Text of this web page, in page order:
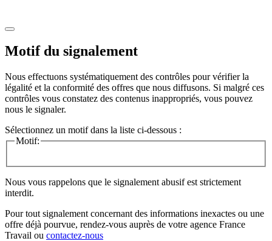
Motif du signalement
Nous effectuons systématiquement des contrôles pour vérifier la
légalité et la conformité des offres que nous diffusons. Si malgré ces
contrôles vous constatez des contenus inappropriés, vous pouvez
nous le signaler.
Sélectionnez un motif dans la liste ci-dessous :
Motif:
Nous vous rappelons que le signalement abusif est strictement
interdit.
Pour tout signalement concernant des informations inexactes ou une
offre déjà pourvue, rendez-vous auprès de votre agence France
Travail ou contactez-nous